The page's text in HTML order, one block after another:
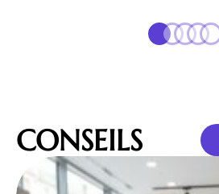
CONSEILS